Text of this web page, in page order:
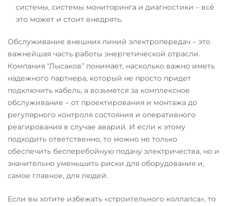
системы, системы мониторинга и диагностики – всё
это может и стоит внедрять.
Обслуживание внешних линий электропередач – это
важнейшая часть работы энергетической отрасли.
Компания “Лысаков” понимает, насколько важно иметь
надежного партнера, который не просто придет
подключить кабель, а возьмется за комплексное
обслуживание – от проектирования и монтажа до
регулярного контроля состояния и оперативного
реагирования в случае аварий. И если к этому
подходить ответственно, то можно не только
обеспечить бесперебойную подачу электричества, но и
значительно уменьшить риски для оборудования и,
самое главное, для людей.
Если вы хотите избежать «строительного коллапса», то